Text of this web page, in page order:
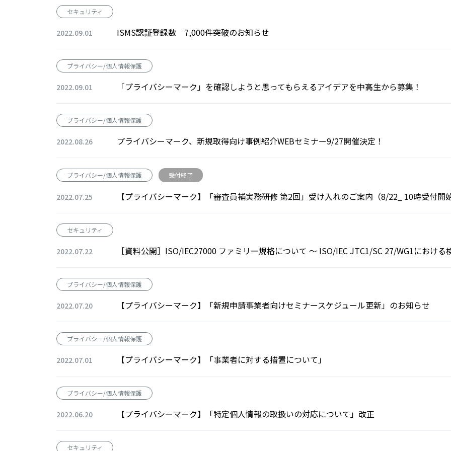
セキュリティ
2022.09.01 ISMS認証登録数 7,000件突破のお知らせ
プライバシー/個人情報保護
2022.09.01 「プライバシーマーク」を確認しようと思ってもらえるアイデアを中高生から募集！
プライバシー/個人情報保護
2022.08.26 プライバシーマーク、新規取得向け事例紹介WEBセミナー9/27開催決定！
プライバシー/個人情報保護 受付終了
2022.07.25 【プライバシーマーク】「審査員補実務研修 第2回」受け入れのご案内（8/22_ 10時受付開
セキュリティ
2022.07.22 ［資料公開］ISO/IEC27000 ファミリー規格について ～ ISO/IEC JTC1/SC 27/WG1における
プライバシー/個人情報保護
2022.07.20 【プライバシーマーク】「新規申請事業者向けセミナースケジュール更新」のお知らせ
プライバシー/個人情報保護
2022.07.01 【プライバシーマーク】「事業者に対する措置について」
プライバシー/個人情報保護
2022.06.20 【プライバシーマーク】「特定個人情報の取扱いの対応について」改正
セキュリティ